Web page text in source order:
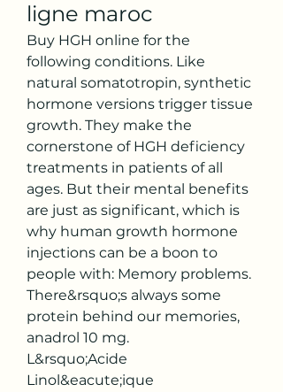
ligne maroc
Buy HGH online for the
following conditions. Like
natural somatotropin, synthetic
hormone versions trigger tissue
growth. They make the
cornerstone of HGH deficiency
treatments in patients of all
ages. But their mental benefits
are just as significant, which is
why human growth hormone
injections can be a boon to
people with: Memory problems.
There&rsquo;s always some
protein behind our memories,
anadrol 10 mg.
L&rsquo;Acide
Linol&eacute;ique